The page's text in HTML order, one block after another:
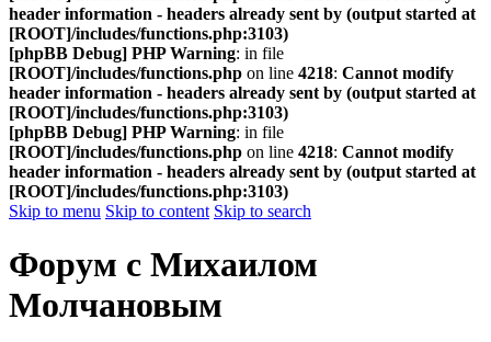
header information - headers already sent by (output started at
[ROOT]/includes/functions.php:3103)
[phpBB Debug] PHP Warning: in file
[ROOT]/includes/functions.php on line 4218: Cannot modify
header information - headers already sent by (output started at
[ROOT]/includes/functions.php:3103)
[phpBB Debug] PHP Warning: in file
[ROOT]/includes/functions.php on line 4218: Cannot modify
header information - headers already sent by (output started at
[ROOT]/includes/functions.php:3103)
Skip to menu Skip to content Skip to search
Форум с Михаилом
Молчановым